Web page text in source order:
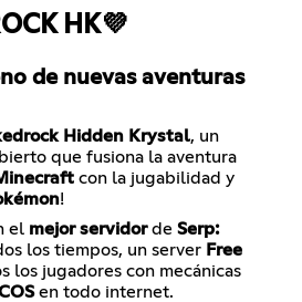
HK💜
de nuevas aventuras
Hidden Krystal, un
que fusiona la aventura
con la jugabilidad y
!
el mejor servidorde Serp:
los tiempos, un server Free
los jugadores con mecánicas
en todo internet.